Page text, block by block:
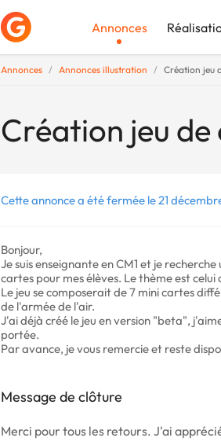
Annonces
Annonces Annonces illustration Création jeu
Création jeu de
Cette annonce a été fermée le 21
Bonjour,
Je suis enseignante en CM1 et je
cartes pour mes élèves. Le thème est celui
Le jeu se composerait de 7 mini cartes
de l'armée de l'air.
J'ai déjà créé le jeu en version "beta",
portée.
Par avance, je vous remercie et reste
Message de clôture
Merci pour tous les retours. J'ai